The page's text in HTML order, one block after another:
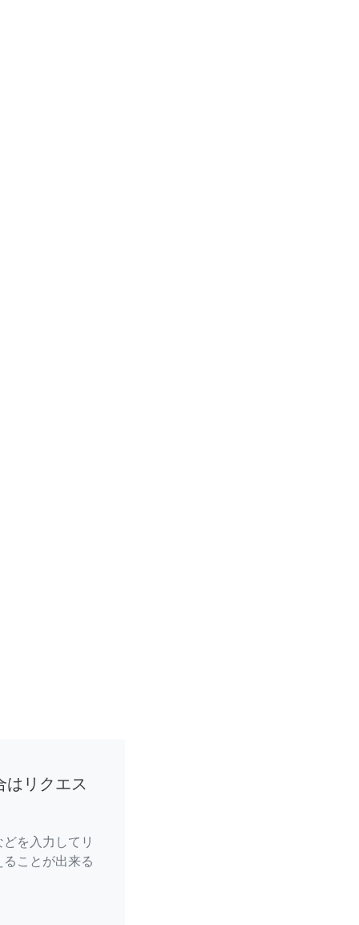
はリクエス
を入力してリ
ことが出来る